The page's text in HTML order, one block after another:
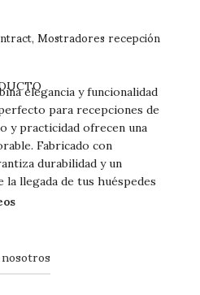
elegancia y funcionalidad
para recepciones de
y practicidad ofrecen una
Fabricado con
durabilidad y un
la llegada de tus huéspedes
, Mostradores recepción